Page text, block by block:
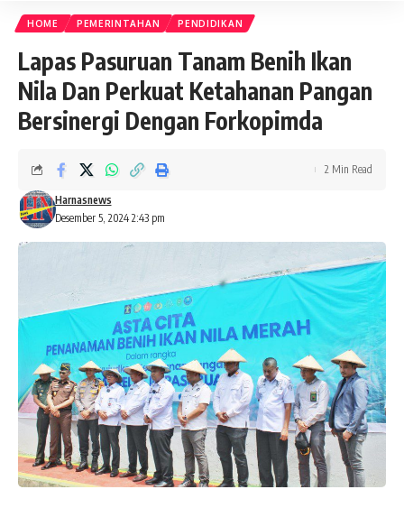
HOME PEMERINTAHAN PENDIDIKAN
Lapas Pasuruan Tanam Benih Ikan
Nila Dan Perkuat Ketahanan Pangan
Bersinergi Dengan Forkopimda
Desember 5, 2024 2:43 pm
Harnasnews
2 Min Read